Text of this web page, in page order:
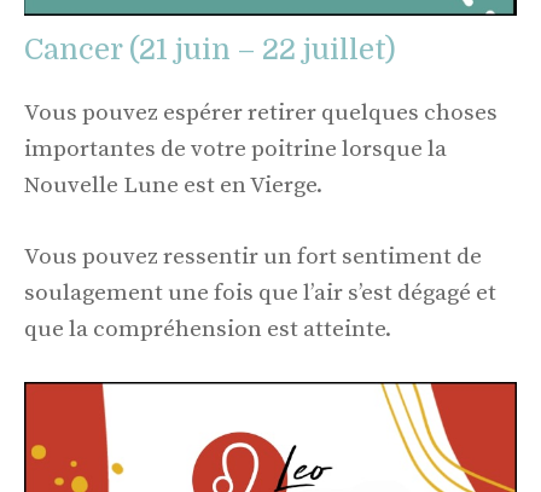
Cancer (21 juin – 22 juillet)
Vous pouvez espérer retirer quelques choses
importantes de votre poitrine lorsque la
Nouvelle Lune est en Vierge.
Vous pouvez ressentir un fort sentiment de
soulagement une fois que l’air s’est dégagé et
que la compréhension est atteinte.